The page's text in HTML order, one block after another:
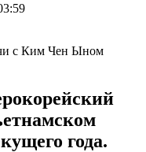
года.